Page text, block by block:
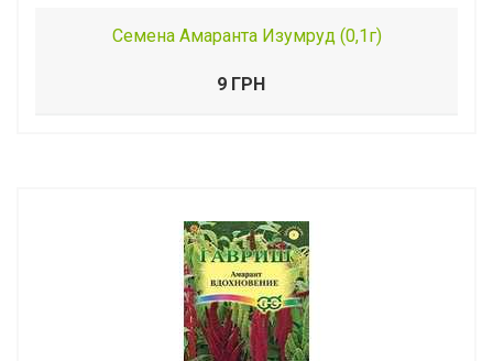
Семена Амаранта Изумруд (0,1г)
9 ГРН